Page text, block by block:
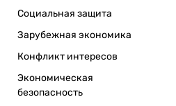
Социальная защита
Зарубежная экономика
Конфликт интересов
Экономическая
безопасность